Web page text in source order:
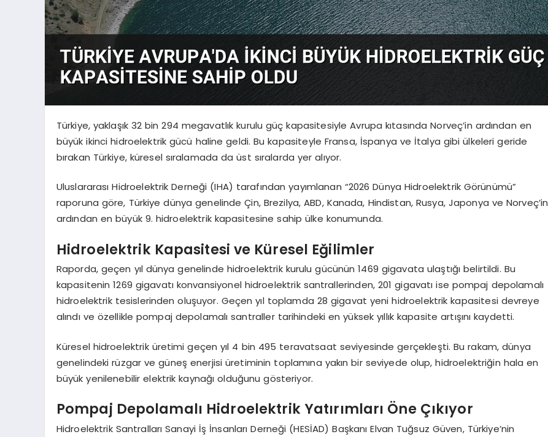
Türkiye, yaklaşık 32 bin 294 megavatlık kurulu güç kapasitesiyle Avrupa kıtasında Norveç’in ardından en
büyük ikinci hidroelektrik gücü haline geldi. Bu kapasiteyle Fransa, İspanya ve İtalya gibi ülkeleri geride
bırakan Türkiye, küresel sıralamada da üst sıralarda yer alıyor.
Uluslararası Hidroelektrik Derneği (IHA) tarafından yayımlanan “2026 Dünya Hidroelektrik Görünümü”
raporuna göre, Türkiye dünya genelinde Çin, Brezilya, ABD, Kanada, Hindistan, Rusya, Japonya ve Norveç’in
ardından en büyük 9. hidroelektrik kapasitesine sahip ülke konumunda.
Hidroelektrik Kapasitesi ve Küresel Eğilimler
Raporda, geçen yıl dünya genelinde hidroelektrik kurulu gücünün 1469 gigavata ulaştığı belirtildi. Bu
kapasitenin 1269 gigavatı konvansiyonel hidroelektrik santrallerinden, 201 gigavatı ise pompaj depolamalı
hidroelektrik tesislerinden oluşuyor. Geçen yıl toplamda 28 gigavat yeni hidroelektrik kapasitesi devreye
alındı ve özellikle pompaj depolamalı santraller tarihindeki en yüksek yıllık kapasite artışını kaydetti.
Küresel hidroelektrik üretimi geçen yıl 4 bin 495 teravatsaat seviyesinde gerçekleşti. Bu rakam, dünya
genelindeki rüzgar ve güneş enerjisi üretiminin toplamına yakın bir seviyede olup, hidroelektriğin hala en
büyük yenilenebilir elektrik kaynağı olduğunu gösteriyor.
Pompaj Depolamalı Hidroelektrik Yatırımları Öne Çıkıyor
Hidroelektrik Santralları Sanayi İş İnsanları Derneği (HESİAD) Başkanı Elvan Tuğsuz Güven, Türkiye’nin